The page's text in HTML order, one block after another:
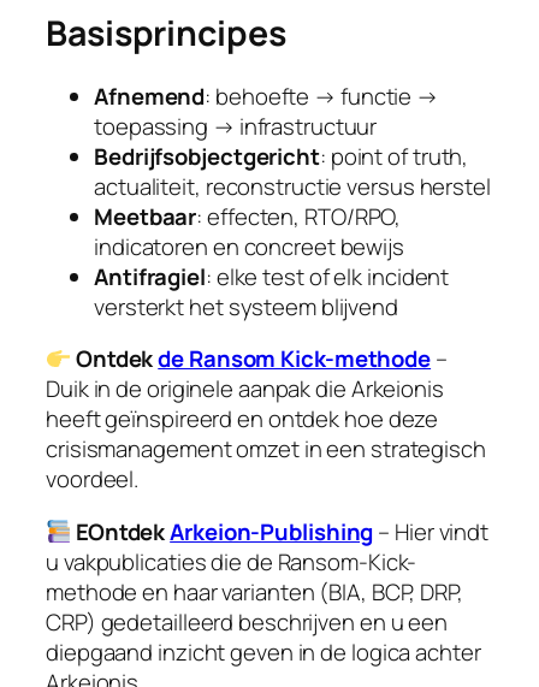
Basisprincipes
Afnemend: behoefte → functie →
toepassing → infrastructuur
Bedrijfsobjectgericht: point of truth,
actualiteit, reconstructie versus herstel
Meetbaar: effecten, RTO/RPO,
indicatoren en concreet bewijs
Antifragiel: elke test of elk incident
versterkt het systeem blijvend
Ontdekde Ransom Kick-methode–
Duik in de originele aanpak die Arkeionis
heeft geïnspireerd en ontdek hoe deze
crisismanagement omzet in een strategisch
voordeel.
EOntdekArkeion-Publishing– Hier vindt
u vakpublicaties die de Ransom-Kick-
methode en haar varianten (BIA, BCP, DRP,
CRP) gedetailleerd beschrijven en u een
diepgaand inzicht geven in de logica achter